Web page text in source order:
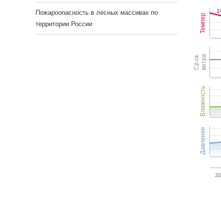
Темпер.
Ср.ск.ветра
Влажность
Давление
Пожароопасность в лесных массивах по
территории России